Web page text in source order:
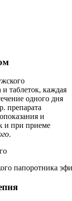
таблеток, каждая
одного дня
препарата
и
и при приеме
.
папоротника